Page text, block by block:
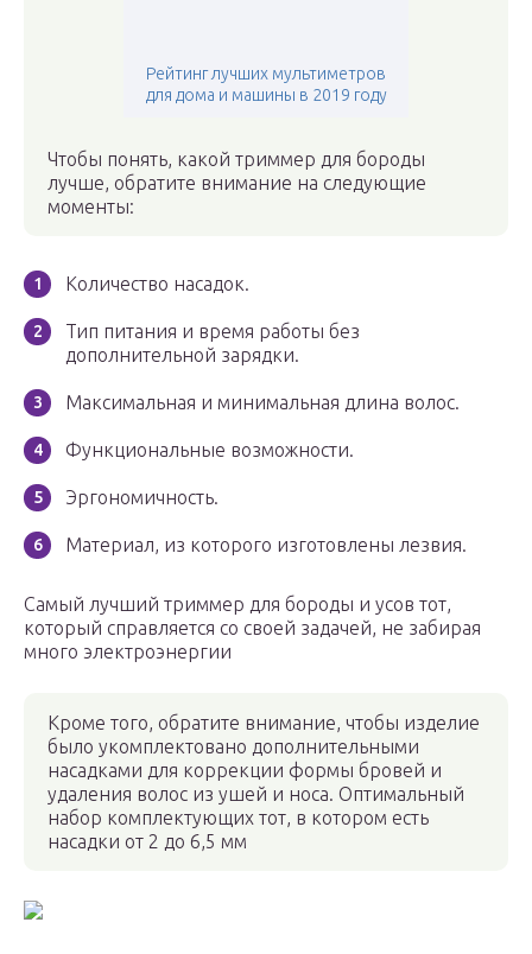
Рейтинг лучших мультиметров
для дома и машины в 2019 году
Чтобы понять, какой триммер для бороды
лучше, обратите внимание на следующие
моменты:
Количество насадок.
Тип питания и время работы без
дополнительной зарядки.
Максимальная и минимальная длина волос.
Функциональные возможности.
Эргономичность.
Материал, из которого изготовлены лезвия.
Самый лучший триммер для бороды и усов тот,
который справляется со своей задачей, не забирая
много электроэнергии
Кроме того, обратите внимание, чтобы изделие
было укомплектовано дополнительными
насадками для коррекции формы бровей и
удаления волос из ушей и носа. Оптимальный
набор комплектующих тот, в котором есть
насадки от 2 до 6,5 мм